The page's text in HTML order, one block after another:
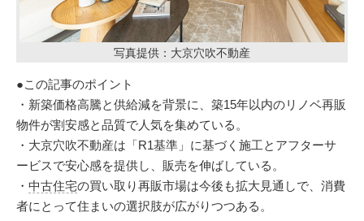
写真提供：大京穴吹不動産
●この記事のポイント
・新築価格高騰と供給減を背景に、築15年以内のリノベ再販
物件が割安感と品質で人気を集めている。
・大京穴吹不動産は「R1基準」に基づく施工とアフターサ
ービスで安心感を提供し、販売を伸ばしている。
・ 中古住宅の買い取り再販市場は今後も拡大見通しで、消費
者にとって住まいの選択肢が広がりつつある。